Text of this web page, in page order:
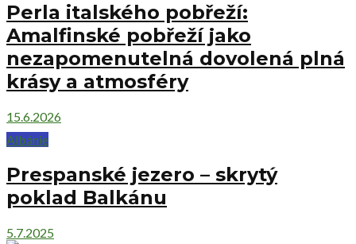
Perla italského pobřeží:
Amalfinské pobřeží jako
nezapomenutelná dovolená plná
krásy a atmosféry
15.6.2026
Albánie
Prespanské jezero – skrytý
poklad Balkánu
5.7.2025